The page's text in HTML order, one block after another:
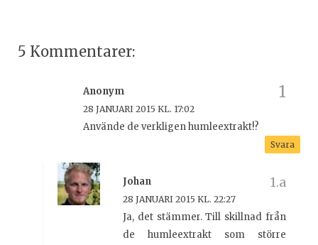
5 Kommentarer:
Anonym
28 JANUARI 2015 KL. 17:02
Använde de verkligen humleextrakt!?
Svara
Johan
28 JANUARI 2015 KL. 22:27
Ja, det stämmer. Till skillnad från
de humleextrakt som större